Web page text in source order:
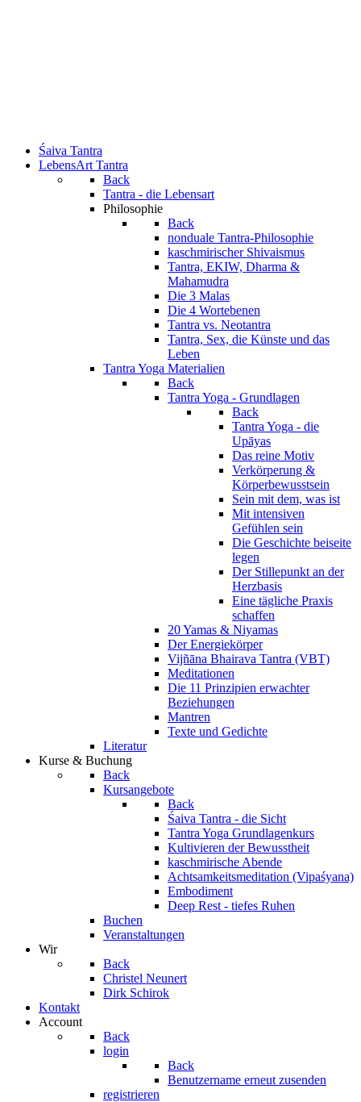
Śaiva Tantra
LebensArt Tantra
Back
Tantra - die Lebensart
Philosophie
Back
nonduale Tantra-Philosophie
kaschmirischer Shivaismus
Tantra, EKIW, Dharma &
Mahamudra
Die 3 Malas
Die 4 Wortebenen
Tantra vs. Neotantra
Tantra, Sex, die Künste und das
Leben
Tantra Yoga Materialien
Back
Tantra Yoga - Grundlagen
Back
Tantra Yoga - die
Upāyas
Das reine Motiv
Verkörperung &
Körperbewusstsein
Sein mit dem, was ist
Mit intensiven
Gefühlen sein
Die Geschichte beiseite
legen
Der Stillepunkt an der
Herzbasis
Eine tägliche Praxis
schaffen
20 Yamas & Niyamas
Der Energiekörper
Vijñāna Bhairava Tantra (VBT)
Meditationen
Die 11 Prinzipien erwachter
Beziehungen
Mantren
Texte und Gedichte
Literatur
Kurse & Buchung
Back
Kursangebote
Back
Śaiva Tantra - die Sicht
Tantra Yoga Grundlagenkurs
Kultivieren der Bewusstheit
kaschmirische Abende
Achtsamkeitsmeditation (Vipaśyana)
Embodiment
Deep Rest - tiefes Ruhen
Buchen
Veranstaltungen
Wir
Back
Christel Neunert
Dirk Schirok
Kontakt
Account
Back
login
Back
Benutzername erneut zusenden
registrieren